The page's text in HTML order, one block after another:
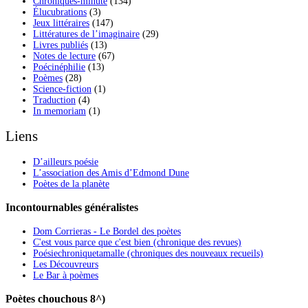
Élucubrations (3)
Jeux littéraires (147)
Littératures de l’imaginaire (29)
Livres publiés (13)
Notes de lecture (67)
Poécinéphilie (13)
Poèmes (28)
Science-fiction (1)
Traduction (4)
In memoriam (1)
Liens
D’ailleurs poésie
L’association des Amis d’Edmond Dune
Poètes de la planète
Incontournables généralistes
Dom Corrieras - Le Bordel des poètes
C'est vous parce que c'est bien (chronique des revues)
Poésiechroniquetamalle (chroniques des nouveaux recueils)
Les Découvreurs
Le Bar à poèmes
Poètes chouchous 8^)